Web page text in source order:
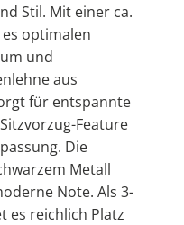
Stil. Mit einer ca.
optimalen
und
aus
für entspannte
Feature
Die
Metall
Note. Als 3-
es reichlich Platz